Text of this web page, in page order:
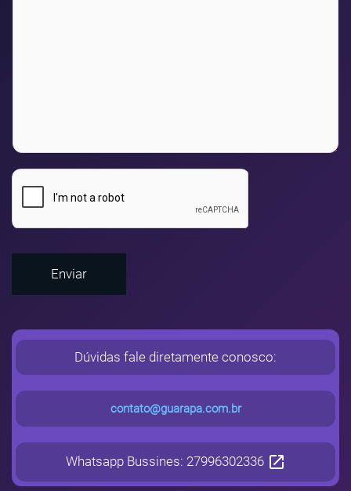
Enviar
Dúvidas fale diretamente conosco:
contato@guarapa.com.br
Whatsapp Bussines: 27996302336